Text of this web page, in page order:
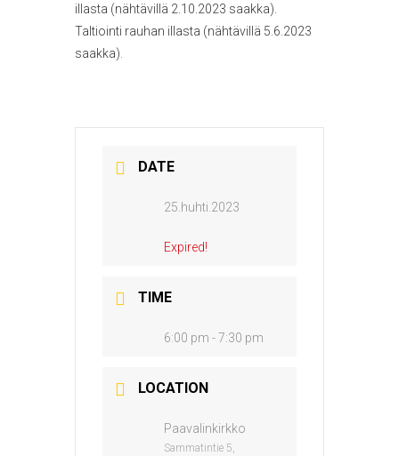
illasta (nähtävillä 2.10.2023 saakka).
Taltiointi rauhan illasta (nähtävillä 5.6.2023
saakka)
DATE
25.huhti.2023
Expired!
TIME
6:00 pm - 7:30 pm
LOCATION
Paavalinkirkko
Sammatintie 5,